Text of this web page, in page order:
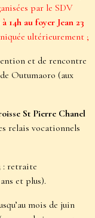
par le SDV
14h au foyer Jean 23
ultérieurement ;
et de rencontre
Outumaoro (aux
St Pierre Chanel
relais vocationnels
: retraite
et plus).
mois de juin